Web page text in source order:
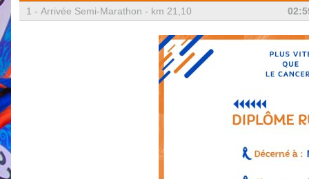
1 - Arrivée Semi-Marathon - km 21,10